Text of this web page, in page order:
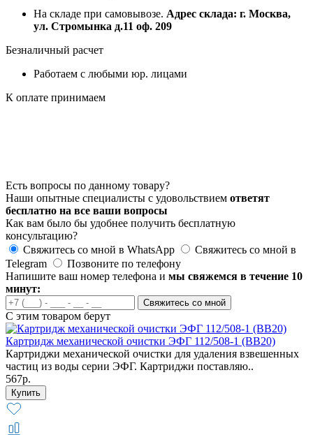
На складе при самовывозе. Адрес склада: г. Москва,
ул. Стромынка д.11 оф. 209
Безналичный расчет
Работаем с любыми юр. лицами
К оплате принимаем
Есть вопросы по данному товару?
Наши опытные специалисты с удовольствием ответят
бесплатно на все ваши вопросы
Как вам было бы удобнее получить бесплатную
консультацию?
Свяжитесь со мной в WhatsApp
Свяжитесь со мной в
Telegram
Позвоните по телефону
Напишите ваш номер телефона и мы свяжемся в течение 10
минут:
Свяжитесь со мной
С этим товаром берут
Картридж механической очистки ЭФГ 112/508-1 (BB20)
Картриджи механической очистки для удаления взвешенных
частиц из воды серии ЭФГ. Картриджи поставляю..
567р.